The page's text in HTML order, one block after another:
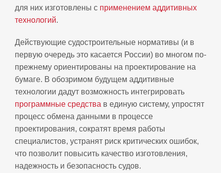
для них изготовлены с применением аддитивных
технологий.
Действующие судостроительные нормативы (и в
первую очередь это касается России) во многом по-
прежнему ориентированы на проектирование на
бумаге. В обозримом будущем аддитивные
технологии дадут возможность интегрировать
программные средства в единую систему, упростят
процесс обмена данными в процессе
проектирования, сократят время работы
специалистов, устранят риск критических ошибок,
что позволит повысить качество изготовления,
надежность и безопасность судов.